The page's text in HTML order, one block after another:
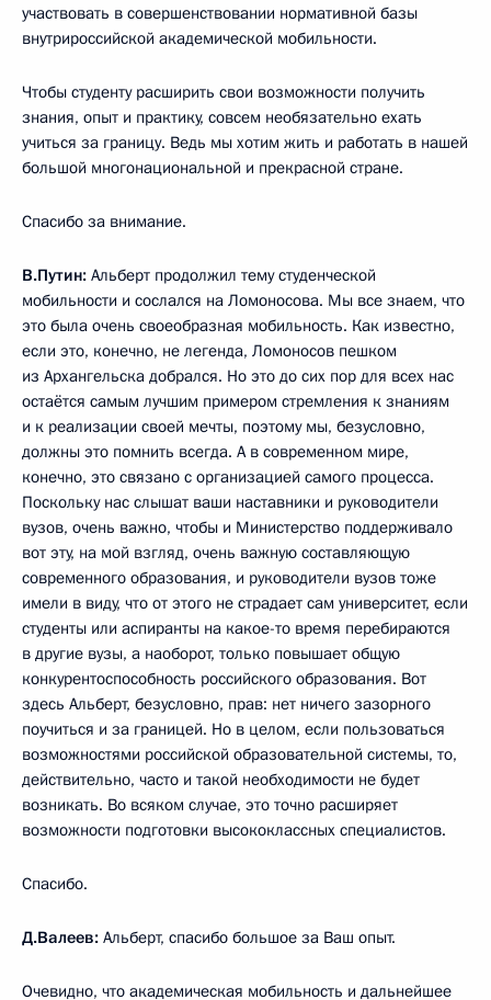
участвовать в совершенствовании нормативной базы
внутрироссийской академической мобильности.
Чтобы студенту расширить свои возможности получить
знания, опыт и практику, совсем необязательно ехать
учиться за границу. Ведь мы хотим жить и работать в нашей
большой многонациональной и прекрасной стране.
Спасибо за внимание.
В.Путин: Альберт продолжил тему студенческой
мобильности и сослался на Ломоносова. Мы все знаем, что
это была очень своеобразная мобильность. Как известно,
если это, конечно, не легенда, Ломоносов пешком
из Архангельска добрался. Но это до сих пор для всех нас
остаётся самым лучшим примером стремления к знаниям
и к реализации своей мечты, поэтому мы, безусловно,
должны это помнить всегда. А в современном мире,
конечно, это связано с организацией самого процесса.
Поскольку нас слышат ваши наставники и руководители
вузов, очень важно, чтобы и Министерство поддерживало
вот эту, на мой взгляд, очень важную составляющую
современного образования, и руководители вузов тоже
имели в виду, что от этого не страдает сам университет, если
студенты или аспиранты на какое-то время перебираются
в другие вузы, а наоборот, только повышает общую
конкурентоспособность российского образования. Вот
здесь Альберт, безусловно, прав: нет ничего зазорного
поучиться и за границей. Но в целом, если пользоваться
возможностями российской образовательной системы, то,
действительно, часто и такой необходимости не будет
возникать. Во всяком случае, это точно расширяет
возможности подготовки высококлассных специалистов.
Спасибо.
Д.Валеев: Альберт, спасибо большое за Ваш опыт.
Очевидно, что академическая мобильность и дальнейшее